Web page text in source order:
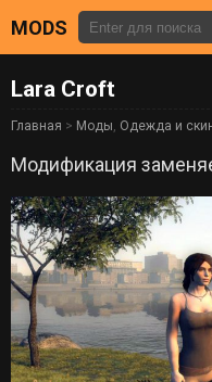
MODS
Lara Croft
Главная > Моды, Одежда и
Модификация